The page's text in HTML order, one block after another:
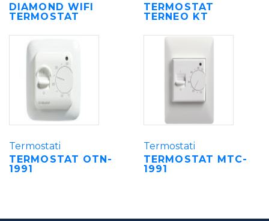
DIAMOND WIFI
TERMOSTAT
TERMOSTAT
TERNEO KT
Termostati
TERMOSTAT OTN-
1991
Termostati
TERMOSTAT MTC-
1991